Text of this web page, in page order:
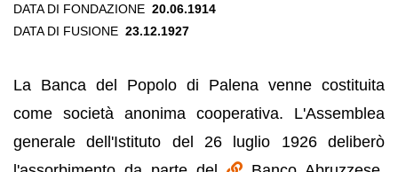
DATA DI FONDAZIONE 20.06.1914
DATA DI FUSIONE 23.12.1927
La Banca del Popolo di Palena venne costituita
come società anonima cooperativa. L'Assemblea
generale dell'Istituto del 26 luglio 1926 deliberò